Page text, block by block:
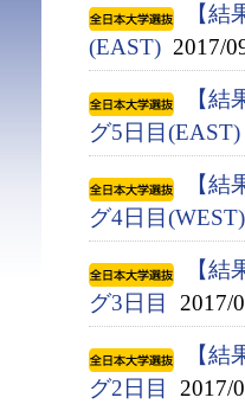
【
(EAST) 2017/
【
グ5日目(EAST)
【
グ4日目(WEST)
【
グ3日目
2017/
【
グ2日目
2017/